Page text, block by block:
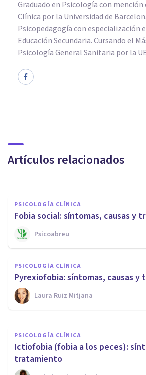
Graduado en Psicología con mención
Clínica por la Universidad de
Psicopedagogía con especialización
Educación Secundaria. Cursando el
Psicología General Sanitaria por la
Artículos relacionados
existen
PSICOLOGÍA CLÍNICA
Fobia social: síntomas, causas y
Psicoabreu
PSICOLOGÍA CLÍNICA
Pyrexiofobia: síntomas, causas y
Laura Ruiz Mitjana
Dermatofagia:
causas y tratamiento
Laura Ruiz Mitjana
PSICOLOGÍA CLÍNICA
Ictiofobia (fobia a los peces):
tratamiento